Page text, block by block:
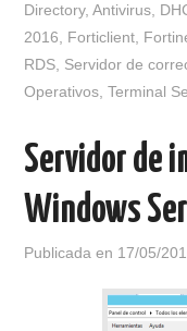
Directory,Antivirus
2016
Forticlient
RDS Servidor de
Operativos ,Terminal
Servidor de
Windows
Publicada en 17/05/